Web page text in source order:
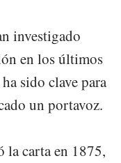
investigado
en los últimos
sido clave para
un portavoz.
la carta en 1875,